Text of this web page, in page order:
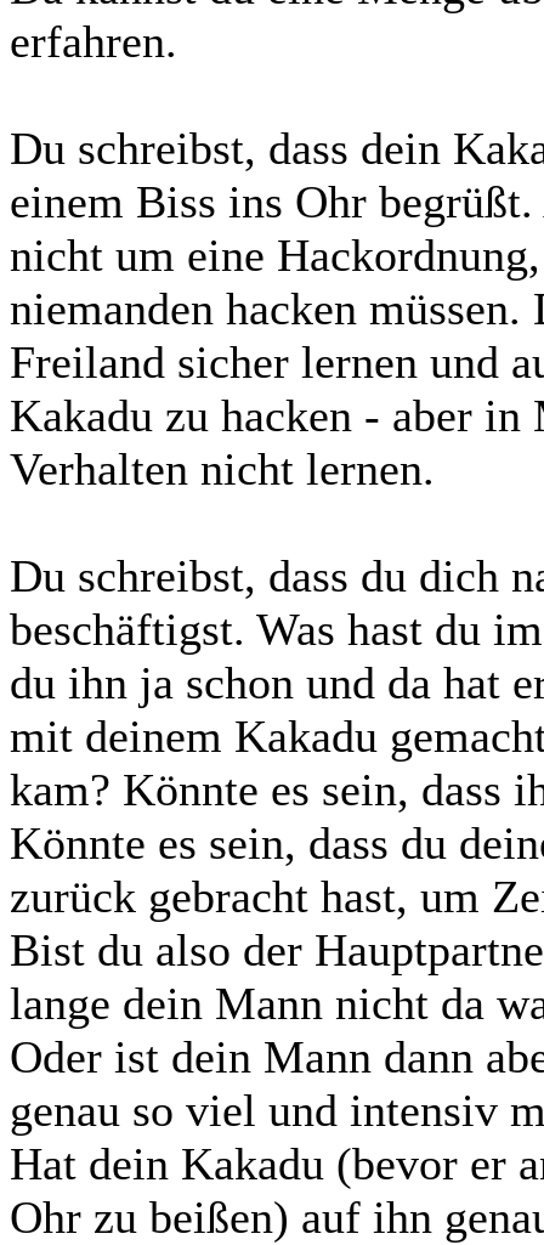
erfahren.
Du schreibst, dass dein
einem Biss ins Ohr
nicht um eine
niemanden hacken
Freiland sicher lernen und
Kakadu zu hacken - aber in
Verhalten nicht lernen.
Du schreibst, dass du dich
beschäftigst. Was hast du
du ihn ja schon und da hat
mit deinem Kakadu
kam? Könnte es sein, dass
Könnte es sein, dass du
zurück gebracht hast, um
Bist du also der
lange dein Mann nicht da
Oder ist dein Mann dann
genau so viel und intensiv
Hat dein Kakadu (bevor er
Ohr zu beißen) auf ihn